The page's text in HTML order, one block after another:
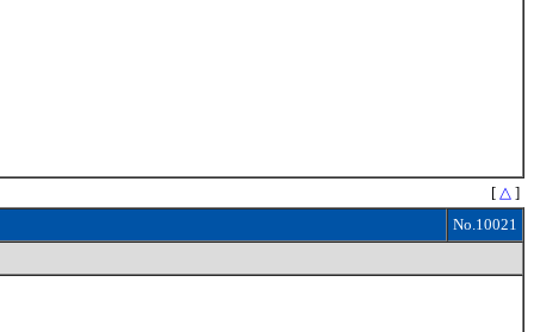
[ △ ]
No.10021